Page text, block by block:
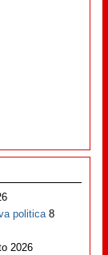
politica 8
2026